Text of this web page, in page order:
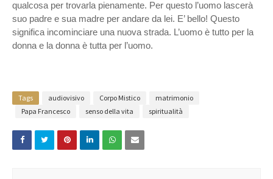
qualcosa per trovarla pienamente. Per questo l’uomo lascerà
suo padre e sua madre per andare da lei. E’ bello! Questo
significa incominciare una nuova strada. L’uomo è tutto per la
donna e la donna è tutta per l’uomo.
Tags audiovisivo Corpo Mistico
matrimonio
Papa Francesco
senso della vita spiritualità